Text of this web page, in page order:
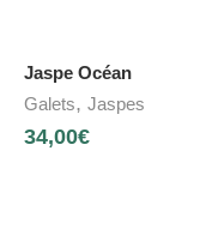
Jaspe Océan
Galets, Jaspes
34,00€